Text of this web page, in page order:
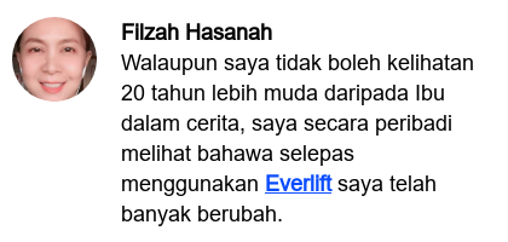
Filzah Hasanah
Walaupun saya tidak boleh kelihatan
20 tahun lebih muda daripada Ibu
dalam cerita, saya secara peribadi
melihat bahawa selepas
menggunakan Everlift saya telah
banyak berubah.